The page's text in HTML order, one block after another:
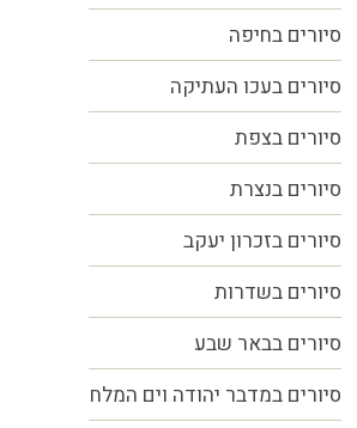
סיורים בחיפה
סיורים בעכו העתיקה
סיורים בצפת
סיורים בנצרת
סיורים בזכרון יעקב
סיורים בשדרות
סיורים בבאר שבע
סיורים במדבר יהודה וים המלח